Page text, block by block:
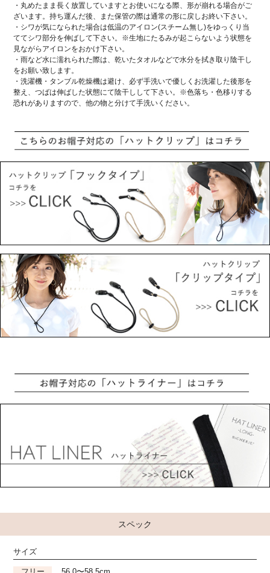
・丸めたまま長く放置していますとお使いになる際、形が崩れる場合がご
ざいます。持ち運んだ後、また保管の際は通常の形に戻しお終い下さい。
・シワが気になられた場合は低温のアイロン(スチーム無し)をゆっくり当
ててシワ部分を伸ばして下さい。※生地にたるみが起こらないよう状態を
見ながらアイロンをおかけ下さい。
・雨など水に濡れられた際は、乾いたタオルなどで水分を拭き取り陰干し
をお願い致します。
・洗濯機・タンブル乾燥機は避け、必ず手洗いで優しくお洗濯した後形を
整え、つばは伸ばした状態にて陰干しして下さい。※色落ち・色移りする
恐れがありますので、他の物と分けて手洗いください。
スペック
サイズ